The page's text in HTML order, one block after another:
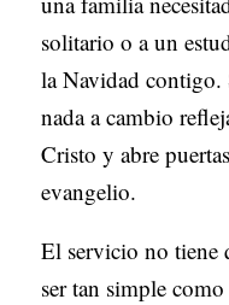
solitario o a un
la Navidad contigo.
nada a cambio
Cristo y abre
evangelio.
El servicio no tiene
ser tan simple